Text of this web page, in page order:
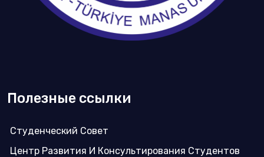
Полезные ссылки
Студенческий Совет
Центр Развития И Консультирования Студентов